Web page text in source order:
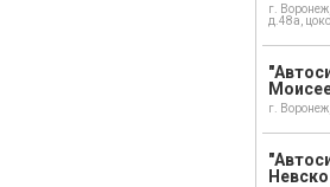
г.
д.48а,
г.